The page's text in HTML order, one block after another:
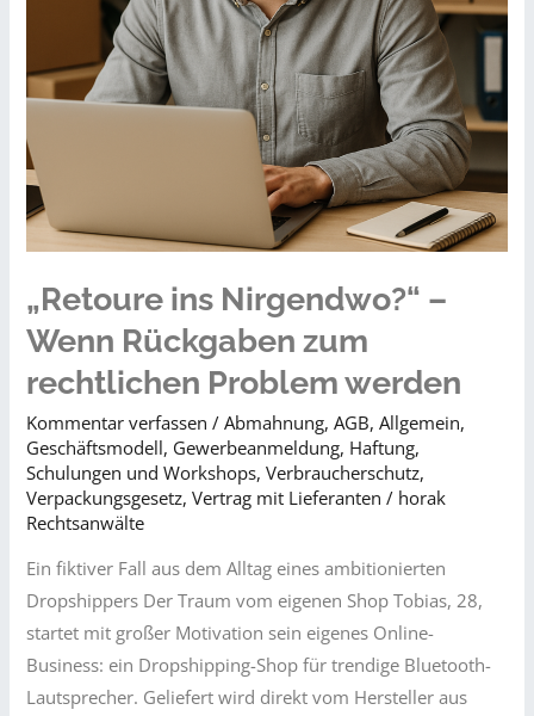
„Retoure ins Nirgendwo?“ –
Wenn Rückgaben zum
rechtlichen Problem werden
Kommentar verfassen /Abmahnung,AGB,Allgemein,
Geschäftsmodell, Gewerbeanmeldung, Haftung,
Schulungen und Workshops,Verbraucherschutz,
Verpackungsgesetz,Vertrag mit Lieferanten / horak
Rechtsanwälte
Ein fiktiver Fall aus dem Alltag eines ambitionierten
Dropshippers Der Traum vom eigenen Shop Tobias, 28,
startet mit großer Motivation sein eigenes Online-
Business: ein Dropshipping-Shop für trendige Bluetooth-
Lautsprecher. Geliefert wird direkt vom Hersteller aus